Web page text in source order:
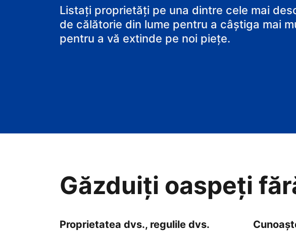
B&B-ul
Listați proprietăți pe una dintre cele mai
de călătorie din lume pentru a câștiga mai
pentru a vă extinde pe noi piețe.
Găzduiți oaspeți
Proprietatea dvs., regulile dvs.